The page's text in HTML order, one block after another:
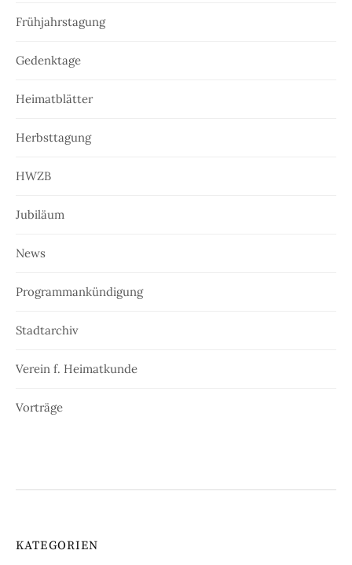
Frühjahrstagung
Gedenktage
Heimatblätter
Herbsttagung
HWZB
Jubiläum
News
Programmankündigung
Stadtarchiv
Verein f. Heimatkunde
Vorträge
KATEGORIEN